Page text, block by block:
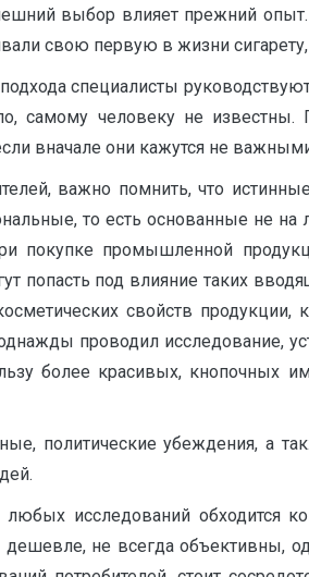
выбор влияет прежний
свою первую в жизни
специалисты
самому человеку не
вначале они кажутся не
важно помнить, что
то есть основанные не
покупке промышленной
попасть под влияние таких
свойств
проводил исследование,
более красивых,
политические убеждения,
исследований обходится
дешевле, не всегда